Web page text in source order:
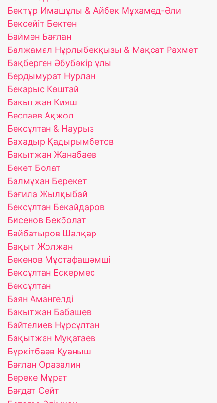
Бектұр Имашұлы & Айбек Мұхамед-Әли
Бексейіт Бектен
Баймен Бағлан
Балжамал Нұрлыбекқызы & Мақсат Рахмет
Бақберген Әбубәкір ұлы
Бердымурат Нурлан
Бекарыс Көштай
Бакытжан Кияш
Беспаев Ақжол
Бексұлтан & Наурыз
Бахадыр Қадырымбетов
Бакытжан Жанабаев
Бекет Болат
Балмұхан Берекет
Бағила Жылқыбай
Бексұлтан Бекайдаров
Бисенов Бекболат
Байбатыров Шалқар
Бақыт Жолжан
Бекенов Мұстафашәмші
Бексұлтан Ескермес
Бексұлтан
Баян Амангелді
Бакытжан Бабашев
Байтелиев Нұрсұлтан
Бақытжан Муқатаев
Бүркітбаев Қуаныш
Бағлан Оразалин
Береке Мұрат
Бағдат Сейт